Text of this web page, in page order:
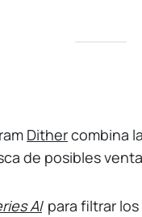
Dithercombina
de posibles
AI para filtrar